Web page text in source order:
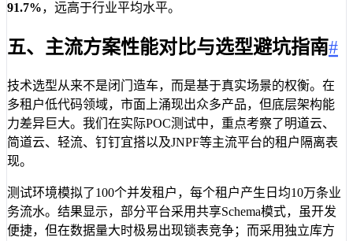
91.7%，远高于行业平均水平。
五、主流方案性能对比与选型避坑指南#
技术选型从来不是闭门造车，而是基于真实场景的权衡。在
多租户低代码领域，市面上涌现出众多产品，但底层架构能
力差异巨大。我们在实际POC测试中，重点考察了明道云、
简道云、轻流、钉钉宜搭以及JNPF等主流平台的租户隔离表
现。
测试环境模拟了100个并发租户，每个租户产生日均10万条业
务流水。结果显示，部分平台采用共享Schema模式，虽开发
便捷，但在数据量大时极易出现锁表竞争；而采用独立库方